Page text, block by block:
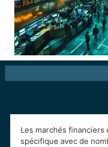
Les marchés financiers
spécifique avec de